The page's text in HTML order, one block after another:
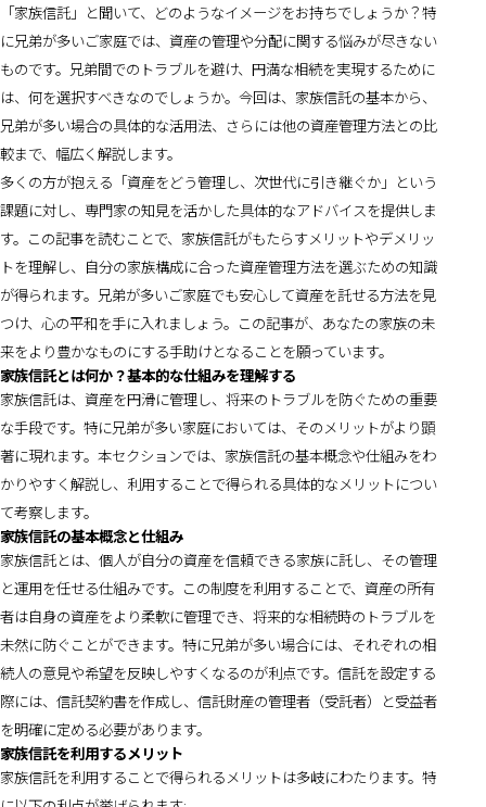
「家族信託」と聞いて、どのようなイメージをお持ちでしょうか？特
に兄弟が多いご家庭では、資産の管理や分配に関する悩みが尽きない
ものです。兄弟間でのトラブルを避け、円満な相続を実現するために
は、何を選択すべきなのでしょうか。今回は、家族信託の基本から、
兄弟が多い場合の具体的な活用法、さらには他の資産管理方法との比
較まで、幅広く解説します。
多くの方が抱える「資産をどう管理し、次世代に引き継ぐか」という
課題に対し、専門家の知見を活かした具体的なアドバイスを提供しま
す。この記事を読むことで、家族信託がもたらすメリットやデメリッ
トを理解し、自分の家族構成に合った資産管理方法を選ぶための知識
が得られます。兄弟が多いご家庭でも安心して資産を託せる方法を見
つけ、心の平和を手に入れましょう。この記事が、あなたの家族の未
来をより豊かなものにする手助けとなることを願っています。
家族信託とは何か？基本的な仕組みを理解する
家族信託は、資産を円滑に管理し、将来のトラブルを防ぐための重要
な手段です。特に兄弟が多い家庭においては、そのメリットがより顕
著に現れます。本セクションでは、家族信託の基本概念や仕組みをわ
かりやすく解説し、利用することで得られる具体的なメリットについ
て考察します。
家族信託の基本概念と仕組み
家族信託とは、個人が自分の資産を信頼できる家族に託し、その管理
と運用を任せる仕組みです。この制度を利用することで、資産の所有
者は自身の資産をより柔軟に管理でき、将来的な相続時のトラブルを
未然に防ぐことができます。特に兄弟が多い場合には、それぞれの相
続人の意見や希望を反映しやすくなるのが利点です。信託を設定する
際には、信託契約書を作成し、信託財産の管理者（受託者）と受益者
を明確に定める必要があります。
家族信託を利用するメリット
家族信託を利用することで得られるメリットは多岐にわたります。特